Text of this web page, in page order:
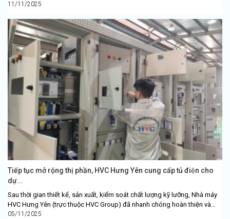
11/11/2025
Tiếp tục mở rộng thị phần, HVC Hưng Yên cung cấp tủ điện cho
dự...
Sau thời gian thiết kế, sản xuất, kiểm soát chất lượng kỹ lưỡng, Nhà máy
HVC Hưng Yên (trực thuộc HVC Group) đã nhanh chóng hoàn thiện và
đang tiến...
05/11/2025